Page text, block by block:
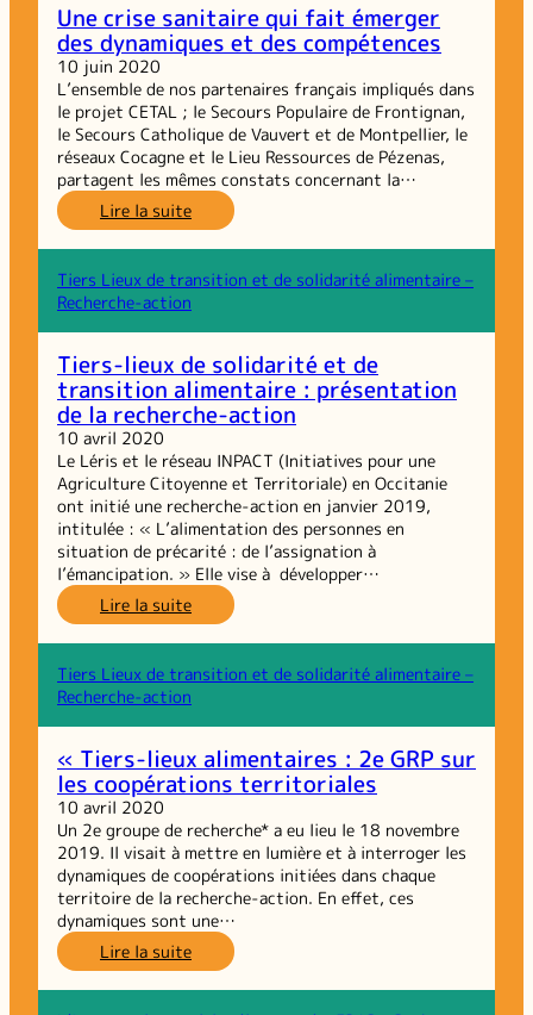
Régionales
du
GRAINE
Occitanie
sur
les
inégalités
sociales
de
santé
Une crise sanitaire qui fait émerger
des dynamiques et des compétences
10 juin 2020
L’ensemble de nos partenaires français impliqués dans
le projet CETAL ; le Secours Populaire de Frontignan,
le Secours Catholique de Vauvert et de Montpellier, le
réseaux Cocagne et le Lieu Ressources de Pézenas,
partagent les mêmes constats concernant la…
Lire la suite:
Une
crise
sanitaire
des
dynamiques
et
compétences
Tiers Lieux de transition et de solidarité alimentaire –
Recherche-action
Tiers-lieux de solidarité et de
transition alimentaire : présentation
de la recherche-action
10 avril 2020
Le Léris et le réseau INPACT (Initiatives pour une
Agriculture Citoyenne et Territoriale) en Occitanie
ont initié une recherche-action en janvier 2019,
intitulée : « L’alimentation des personnes en
situation de précarité : de l’assignation à
l’émancipation. » Elle vise à développer…
Lire la suite:
Tiers-
lieux
de
transition
alimentaire :
de
la
recherche-
action
Tiers Lieux de transition et de solidarité alimentaire –
Recherche-action
« Tiers-lieux alimentaires : 2e GRP sur
les coopérations territoriales
10 avril 2020
Un 2e groupe de recherche* a eu lieu le 18 novembre
2019. Il visait à mettre en lumière et à interroger les
dynamiques de coopérations initiées dans chaque
territoire de la recherche-action. En effet, ces
dynamiques sont une…
Lire la suite:
« Tiers-
lieux